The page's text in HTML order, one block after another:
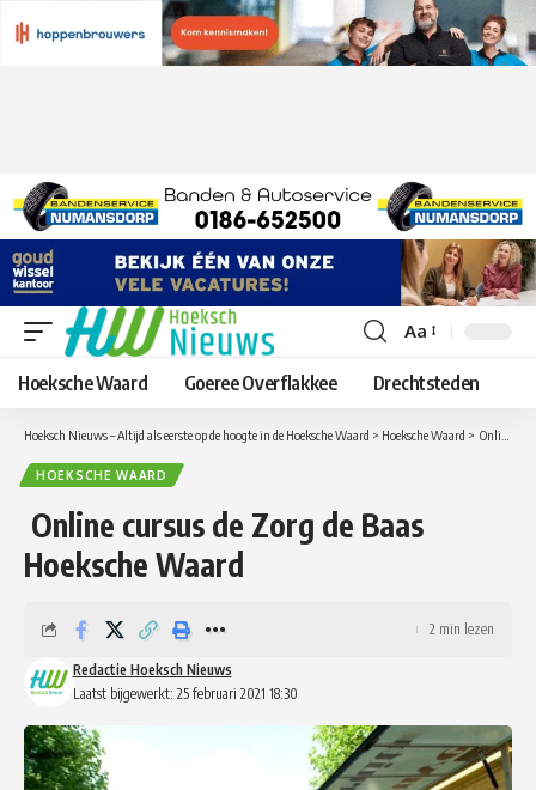
Lettergrootte
aanpassen
Aa
Hoeksche Waard Goeree Overflakkee Drechtsteden
Hoeksch Nieuws – Altijd als eerste op de hoogte in de Hoeksche Waard > Hoeksche Waard > Online cursus de Zorg de Baas Hoeksche Waard
HOEKSCHE WAARD
Online cursus de Zorg de Baas
Hoeksche Waard
Laatst bijgewerkt: 25 februari 2021 18:30
Redactie Hoeksch Nieuws
2 min lezen